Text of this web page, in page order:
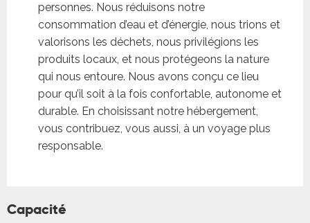
personnes. Nous réduisons notre
consommation d’eau et d’énergie, nous trions et
valorisons les déchets, nous privilégions les
produits locaux, et nous protégeons la nature
qui nous entoure. Nous avons conçu ce lieu
pour qu’il soit à la fois confortable, autonome et
durable. En choisissant notre hébergement,
vous contribuez, vous aussi, à un voyage plus
responsable.
Capacité